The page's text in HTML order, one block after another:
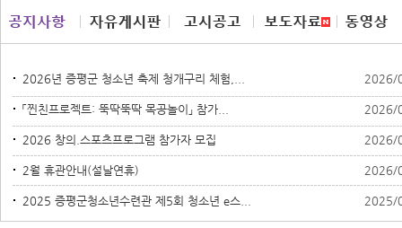
2026년 증평군 청소년 축제 청개구리 체험,... 2026/
「찐친프로젝트: 뚝딱뚝딱 목공놀이」 참가... 2026/
2026 창의.스포츠프로그램 참가자 모집 2026/
2월 휴관안내(설날연휴) 2026/
2025 증평군청소년수련관 제5회 청소년 e스... 2025/